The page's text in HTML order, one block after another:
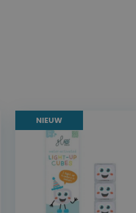
NIEUW